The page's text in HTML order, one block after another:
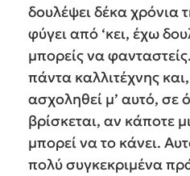
δουλέψει δέκα χρόνια
φύγει από ‘κει, έχω
μπορείς να
πάντα καλλιτέχνης
ασχοληθεί μ’ αυτό, σε
βρίσκεται, αν κάποτε
μπορεί να το κάνει.
πολύ συγκεκριμένα